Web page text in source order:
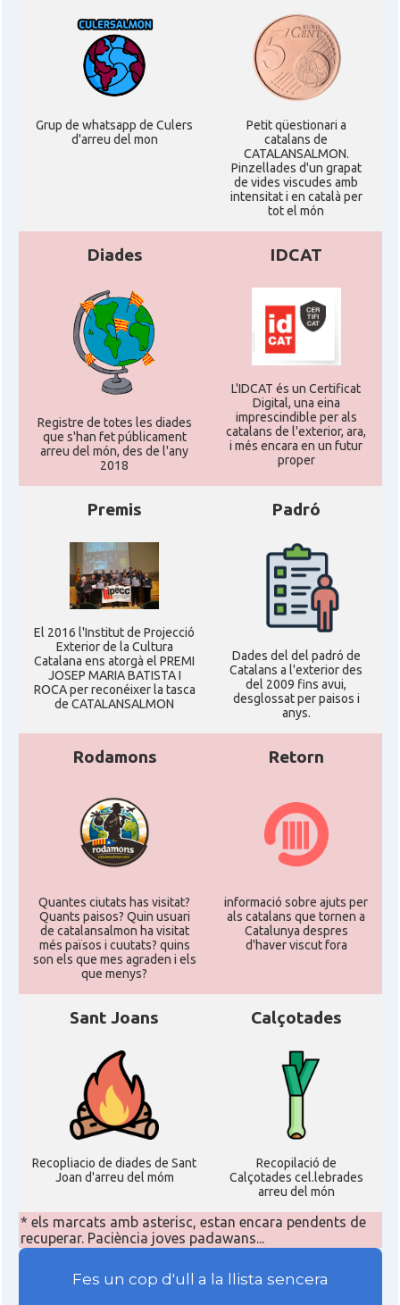
Grup de whatsapp de Culers
d'arreu del mon
Petit qüestionari a
catalans de
CATALANSALMON.
Pinzellades d'un grapat
de vides viscudes amb
intensitat i en català per
tot el món
Diades
Registre de totes les diades
que s'han fet públicament
arreu del món, des de l'any
2018
IDCAT
L'IDCAT és un Certificat
Digital, una eina
imprescindible per als
catalans de l'exterior, ara,
i més encara en un futur
proper
Premis
El 2016 l'Institut de Projecció
Exterior de la Cultura
Catalana ens atorgà el PREMI
JOSEP MARIA BATISTA I
ROCA per reconéixer la tasca
de CATALANSALMON
Padró
Dades del del padró de
Catalans a l'exterior des
del 2009 fins avui,
desglossat per paisos i
anys.
Rodamons
Quantes ciutats has visitat?
Quants paisos? Quin usuari
de catalansalmon ha visitat
més països i cuutats? quins
son els que mes agraden i els
que menys?
Retorn
informació sobre ajuts per
als catalans que tornen a
Catalunya despres
d'haver viscut fora
Sant Joans
Recopliacio de diades de Sant
Joan d'arreu del móm
Calçotades
Recopilació de
Calçotades cel.lebrades
arreu del món
* els marcats amb asterisc, estan encara pendents de
recuperar. Paciència joves padawans...
Fes un cop d'ull a la llista sencera